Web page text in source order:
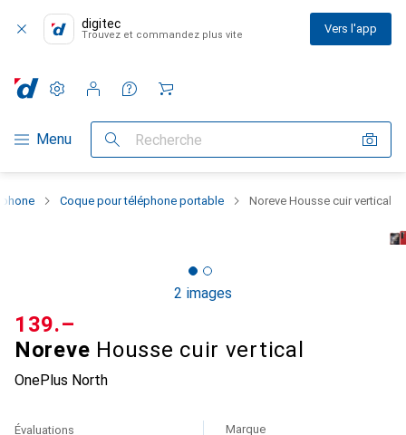
digitec
Trouvez et commandez plus vite Vers l'app
Navigation par catégorie
Menu Recherche
Paramètres
Compte client
Listes de comparaison
Listes d'envies
Panier
Coque pour téléphone portable Noreve Housse cuir vertical
2 images
Noreve Housse cuir vertical
OnePlus North
CHF
139.–
Évaluations Marque